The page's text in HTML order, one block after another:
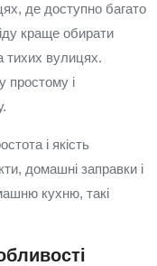
де доступно багато
краще обирати
тихих вулицях.
простому і
і якість
домашні заправки і
кухню, такі